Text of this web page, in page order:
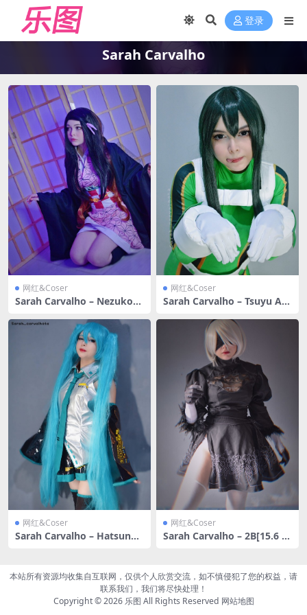
登录
Sarah Carvalho
网红&Coser
Sarah Carvalho – Nezuko[2
网红&Coser
Sarah Carvalho – Tsuyu As
网红&Coser
Sarah Carvalho – Hatsune
网红&Coser
Sarah Carvalho – 2B[15.6 M
本站所有资源均收集自互联网，仅供个人欣赏交流，如不慎侵犯了您的权益，请
联系我们，我们将尽快处理！
Copyright © 2026 乐图 All Rights Reserved 网站地图